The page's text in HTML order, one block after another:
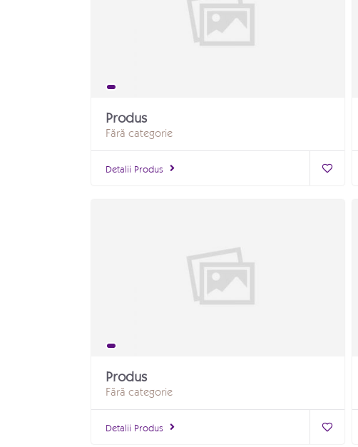
Produs
Fără categorie
Detalii Produs
Produs
Fără categorie
Detalii Produs